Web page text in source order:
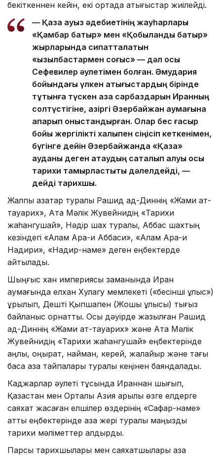
бекіткеннен кейін, екі ортада қақтығыстар жиілейді.
— Қазақ ауыз әдебиетінің жауһарлары
«Қамбар батыр» мен «Қобыланды батыр»
жырларында сипатталатын
«қызылбастармен соғыс» — дәл осы
Сефевилер әулетімен болған. Әмудария
бойындағы үлкен қақтығыстардың бірінде
тұтқынға түскен қазақ сарбаздарын Иранның
солтүстігіне, қазіргі Әзербайжан аумағына
апарып қоныстандырған. Олар бес ғасыр
бойы жергілікті халықпен сіңісіп кеткенімен,
бүгінге дейін Әзербайжанда «Қазақ»
ауданы деген атаудың сақталып қалуы осы
тарихи тамырластықты дәлелдейді, —
дейді тарихшы.
Жалпы қазақтар туралы Рашид ад-Диннің «Жами ат-
тауарих», Ата Мәлік Жувейнидің «Тарихи
жаһангушай», Нәдір шах туралы, Аббас шахтың
кезіндегі «Алам Ара-и Аббаси», «Алам Ара-и
Надири», «Надир-наме» деген еңбектерде
айтылады.
Шыңғыс хан империясы заманында Иран
аумағында елхан Хулагу мемлекеті («бесінші ұлыс»)
құрылып, Дешті Қыпшақпен (Жошы ұлысы) тығыз
байланыс орнатты. Осы дәуірде жазылған Рашид
ад-Диннің «Жами ат-тауарих» және Ата Мәлік
Жувейнидің «Тарихи жаһангушай» еңбектерінде
қаңлы, қоңырат, найман, керей, жалайыр және тағы
басқа қазақ тайпалары туралы кеңінен баяндалады.
Каджарлар әулеті тұсында Ираннан шығып,
Қазақстан мен Орталық Азия арқылы өзге елдерге
саяхат жасаған елшілер өздерінің «Сафар-наме»
атты еңбектерінде қазақ жері туралы маңызды
тарихи мәліметтер қалдырды.
Парсы тарихшылары мен саяхатшылары қазақ